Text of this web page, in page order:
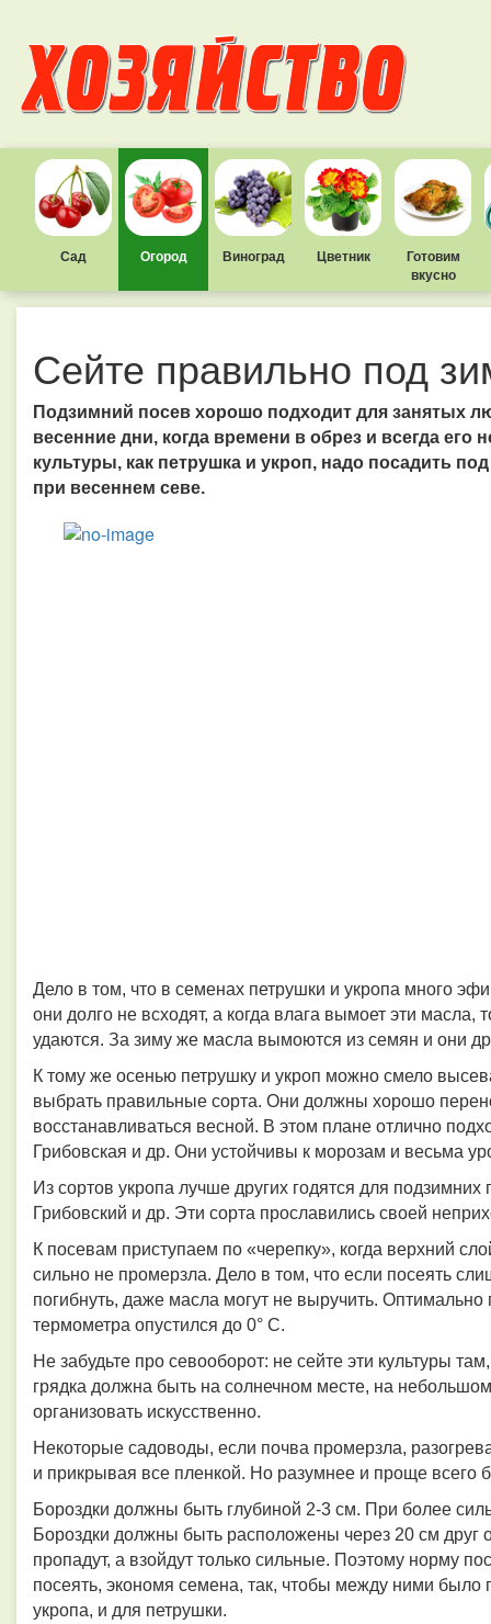
Сад Огород Виноград Цветник
Готовим
вкусно
Сейте правильно под
Подзимний посев хорошо подходит для занятых
весенние дни, когда времени в обрез и всегда его
культуры, как петрушка и укроп, надо посадить
при весеннем севе.
Дело в том, что в семенах петрушки и укропа много
они долго не всходят, а когда влага вымоет эти
удаются. За зиму же масла вымоются из семян и они
К тому же осенью петрушку и укроп можно смело
выбрать правильные сорта. Они должны хорошо
восстанавливаться весной. В этом плане отлично
Грибовская и др. Они устойчивы к морозам и весьма
Из сортов укропа лучше других годятся для
Грибовский и др. Эти сорта прославились своей
К посевам приступаем по «черепку», когда верхний
сильно не промерзла. Дело в том, что если посеять
погибнуть, даже масла могут не выручить. Оптимально
термометра опустился до 0° С.
Не забудьте про севооборот: не сейте эти культуры
грядка должна быть на солнечном месте, на
организовать искусственно.
Некоторые садоводы, если почва промерзла,
и прикрывая все пленкой. Но разумнее и проще всего
Бороздки должны быть глубиной 2-3 см. При более
Бороздки должны быть расположены через 20 см друг
пропадут, а взойдут только сильные. Поэтому норму
посеять, экономя семена, так, чтобы между ними было
укропа, и для петрушки.